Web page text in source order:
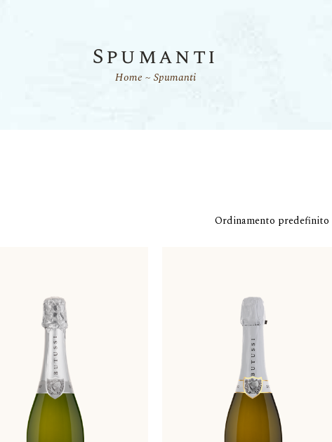
Spumanti
Home Spumanti
Ordinamento predefinito